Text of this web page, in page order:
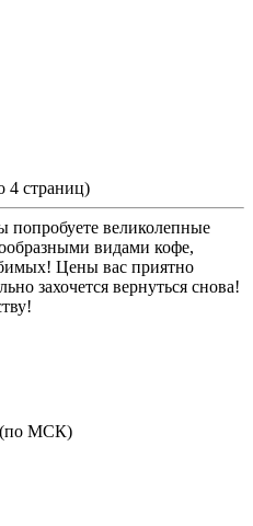
4 страниц)
попробуете великолепные
видами кофе,
Цены вас приятно
захочется вернуться снова!
(по МСК)